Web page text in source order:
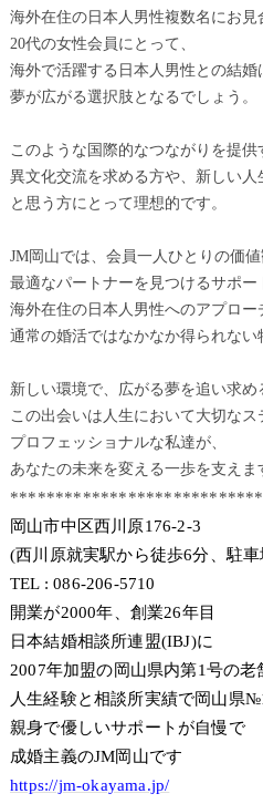
海外在住の日本人男性複数名にお見
20代の女性会員にとって、
海外で活躍する日本人男性との結婚
夢が広がる選択肢となるでしょう。
このような国際的なつながりを提供
異文化交流を求める方や、新しい
と思う方にとって理想的です。
JM岡山では、会員一人ひとりの価値
最適なパートナーを見つけるサポー
海外在住の日本人男性へのアプロー
通常の婚活ではなかなか得られない
新しい環境で、広がる夢を追い求め
この出会いは人生において大切なス
プロフェッショナルな私達が、
あなたの未来を変える一歩を支えま
岡山市中区西川原176-2-3
(西川原就実駅から徒歩6分、駐
TEL : 086-206-5710
開業が2000年、創業26年目
日本結婚相談所連盟(IBJ)に
2007年加盟の岡山県内第1号の老
人生経験と相談所実績で岡山県
親身で優しいサポートが自慢で
成婚主義のJM岡山です
https://jm-okayama.jp/